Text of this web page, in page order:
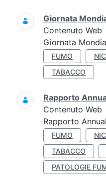
Giornata
Contenuto Web
Giornata
FUMO
TABACCO
Rapporto
Contenuto Web
Rapporto
FUMO
TABACCO
PATOLOGIE